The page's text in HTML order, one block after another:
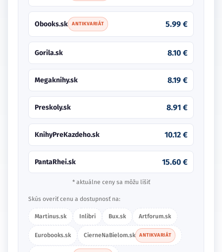
Obooks.sk ANTIKVARIÁT 5.99 €
Gorila.sk 8.10 €
Megaknihy.sk 8.19 €
Preskoly.sk 8.91 €
KnihyPreKazdeho.sk 10.12 €
PantaRhei.sk 15.60 €
* aktuálne ceny sa môžu líšiť
Skús overiť cenu a dostupnosť na:
Martinus.sk Inlibri Bux.sk Artforum.sk
Eurobooks.sk CierneNaBielom.sk ANTIKVARIÁT